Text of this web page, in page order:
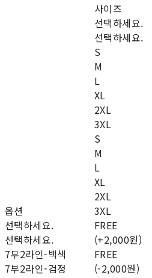
옵션
선택하세요.
선택하세요.
7부2라인-백색
7부2라인-검정
사이즈
선택하세요.
선택하세요.
S
M
L
XL
2XL
3XL
S
M
L
XL
2XL
3XL
FREE
(+2,000원)
FREE
(-2,000원)